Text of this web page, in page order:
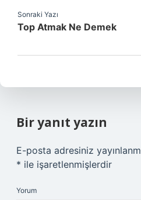
Sonraki Yazı
Top Atmak Ne Demek
Bir yanıt yazın
E-posta adresiniz
* ile işaretlenmişlerdir
Yorum